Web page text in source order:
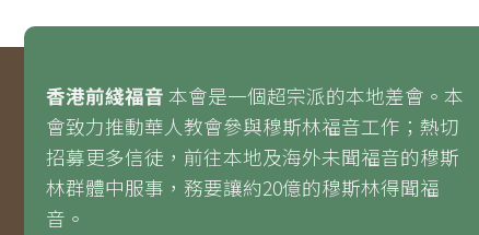
香港前綫福音 本會是一個超宗派的本地差會。本
會致力推動華人教會參與穆斯林福音工作；熱切
招募更多信徒，前往本地及海外未聞福音的穆斯
林群體中服事，務要讓約20億的穆斯林得聞福
音。